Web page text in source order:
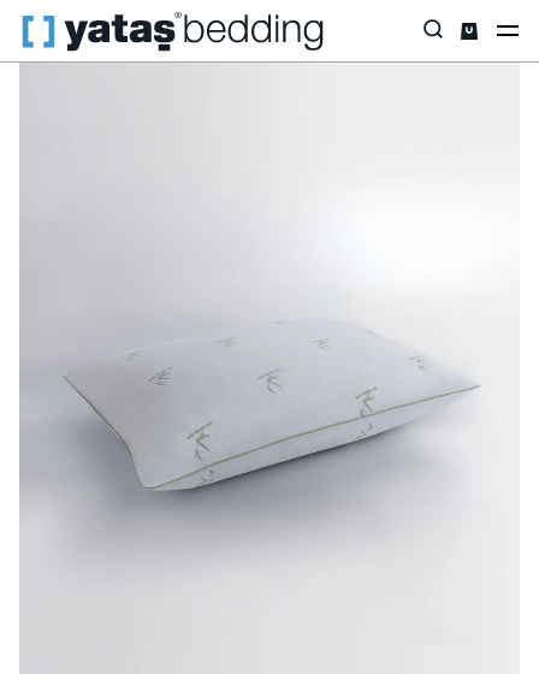
Anasayfa Yastık & Yorgan Yastık Bambu Bambu